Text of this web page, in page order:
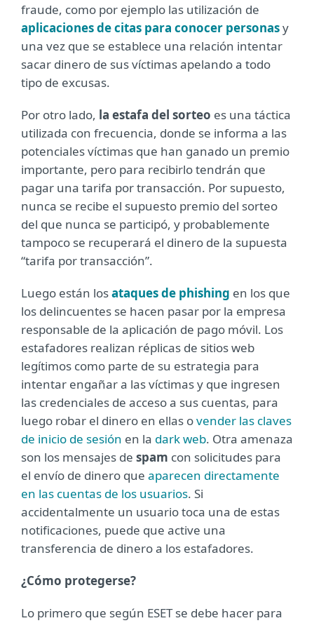
fraude, como por ejemplo las utilización de
aplicaciones de citas para conocer personasy
una vez que se establece una relación intentar
sacar dinero de sus víctimas apelando a todo
tipo de excusas.
Por otro lado, la estafa del sorteo es una táctica
utilizada con frecuencia, donde se informa a las
potenciales víctimas que han ganado un premio
importante, pero para recibirlo tendrán que
pagar una tarifa por transacción. Por supuesto,
nunca se recibe el supuesto premio del sorteo
del que nunca se participó, y probablemente
tampoco se recuperará el dinero de la supuesta
“tarifa por transacción”.
Luego están losataques de phishing en los que
los delincuentes se hacen pasar por la empresa
responsable de la aplicación de pago móvil. Los
estafadores realizan réplicas de sitios web
legítimos como parte de su estrategia para
intentar engañar a las víctimas y que ingresen
las credenciales de acceso a sus cuentas, para
luego robar el dinero en ellas ovender las claves
de inicio de sesión en la dark web. Otra amenaza
son los mensajes de spam con solicitudes para
el envío de dinero que aparecen directamente
en las cuentas de los usuarios. Si
accidentalmente un usuario toca una de estas
notificaciones, puede que active una
transferencia de dinero a los estafadores.
¿Cómo protegerse?
Lo primero que según ESET se debe hacer para